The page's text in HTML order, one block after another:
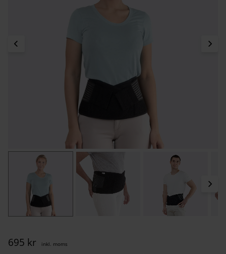
695 kr